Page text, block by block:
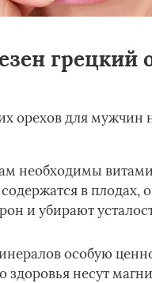
грецкий
орехов для мужчин
необходимы
в плодах,
и убирают
особую
здоровья несут